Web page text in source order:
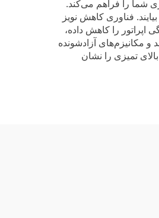
شما را فراهم می‌کند.
فناوری کاهش نویز
را کاهش داده،
مکانیزم‌های آزادشونده
تمیزی را نشان